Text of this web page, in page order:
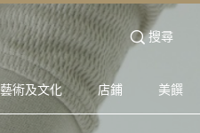
搜尋
藝術及文化 店鋪 美饌